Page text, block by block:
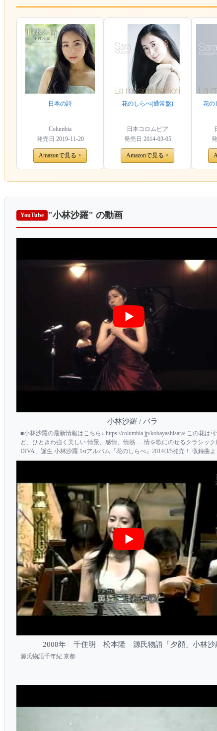
日本の詩
Columbia
発売日 2019-11-20
Amazonで見る >
花のしらべ(通常盤)
日本コロムビア
発売日 2014-03-05
Amazonで見る >
花の
YouTube "小林沙羅" の動画
小林沙羅 / バラ
■小林沙羅の最新情報はこちら↓ https://columbia.jp/kobayashisara/ この花は
ど、ひときわ強く美しい 情景、感情、情熱......情を歌にのせるクラシッ
DIVA、誕生 小林沙羅 1stアルバム『花のしらべ』2014/3/5発売！ 収録曲
ラ」プロモーション・ビデオ 2014/3/5発売 小林沙羅 ...
2008年 千住明 松本隆 源氏物語「夕顔」小林沙
源氏物語千年紀 京都